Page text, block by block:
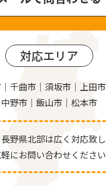
対応エリア
千曲市｜須坂市｜上田市
中野市｜飯山市｜松本市
野県北部は広く対応致し
にお問い合わせください